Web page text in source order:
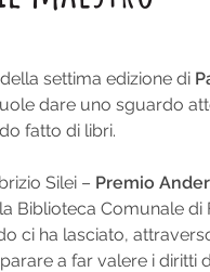
settima edizione di
dare uno sguardo
fatto di libri.
Silei – Premio
Biblioteca Comunale di
ci ha lasciato,
a far valere i